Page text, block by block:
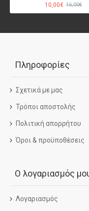
10,00€ 16,00€
Πληροφορίες
Σχετικά με μας
Τρόποι αποστολής
Πολιτική απορρήτου
Όροι & προϋποθέσεις
Ο λογαριασμός
Λογαριασμός